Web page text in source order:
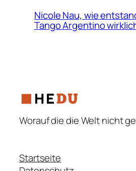
Nicole Nau, wie
Tango Argentino
Worauf die die Welt nicht
Startseite